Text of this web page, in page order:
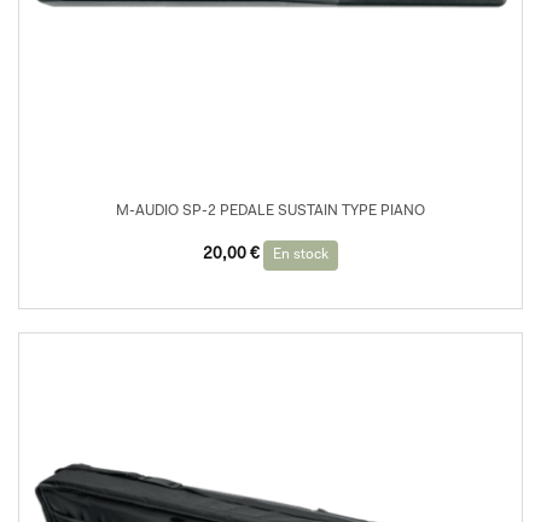
M-AUDIO SP-2 PEDALE SUSTAIN TYPE PIANO
20,00 € En stock